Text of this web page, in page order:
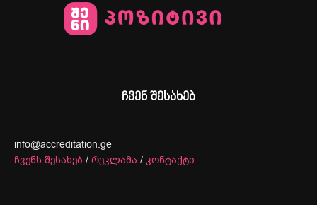
ჩვენ შესახებ
info@accreditation.ge
ჩვენს შესახებ / რეკლამა / კონტაქტი